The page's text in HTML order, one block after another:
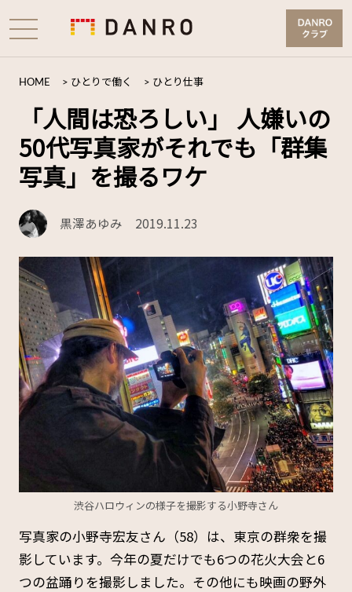
HOME > ひとりで働く > ひとり仕事
「人間は恐ろしい」 人嫌いの
50代写真家がそれでも「群集
写真」を撮るワケ
黒澤あゆみ 2019.11.23
渋谷ハロウィンの様子を撮影する小野寺さん
写真家の小野寺宏友さん（58）は、東京の群衆を撮
影しています。今年の夏だけでも6つの花火大会と6
つの盆踊りを撮影しました。その他にも映画の野外